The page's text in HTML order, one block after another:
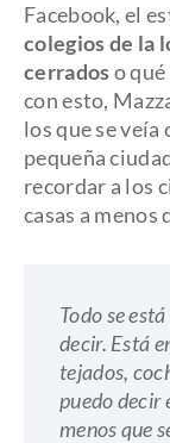
Facebook, el
colegios de la
cerradoso qué
con esto,
los que se
pequeña
recordar a los
casas a
Todo se
decir. Está
tejados,
puedo decir
menos que